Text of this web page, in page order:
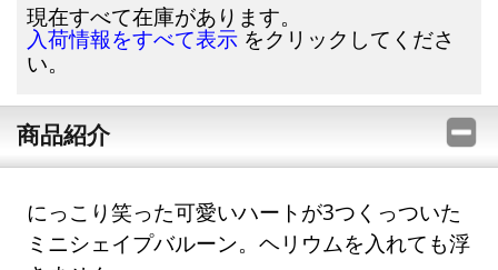
現在すべて在庫があります。
入荷情報をすべて表示 をクリックしてくださ
い。
商品紹介
にっこり笑った可愛いハートが3つくっついた
ミニシェイプバルーン。ヘリウムを入れても浮